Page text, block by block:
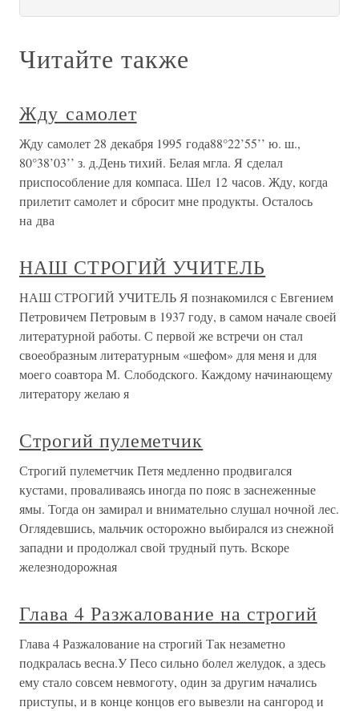
Читайте также
Жду самолет
Жду самолет 28 декабря 1995 года88°22’55’’ ю. ш.,
80°38’03’’ з. д.День тихий. Белая мгла. Я сделал
приспособление для компаса. Шел 12 часов. Жду, когда
прилетит самолет и сбросит мне продукты. Осталось
на два
НАШ СТРОГИЙ УЧИТЕЛЬ
НАШ СТРОГИЙ УЧИТЕЛЬ Я познакомился с Евгением
Петровичем Петровым в 1937 году, в самом начале своей
литературной работы. С первой же встречи он стал
своеобразным литературным «шефом» для меня и для
моего соавтора М. Слободского. Каждому начинающему
литератору желаю я
Строгий пулеметчик
Строгий пулеметчик Петя медленно продвигался
кустами, проваливаясь иногда по пояс в заснеженные
ямы. Тогда он замирал и внимательно слушал ночной лес.
Оглядевшись, мальчик осторожно выбирался из снежной
западни и продолжал свой трудный путь. Вскоре
железнодорожная
Глава 4 Разжалование на строгий
Глава 4 Разжалование на строгий Так незаметно
подкралась весна.У Песо сильно болел желудок, а здесь
ему стало совсем невмоготу, один за другим начались
приступы, и в конце концов его вывезли на сангород и